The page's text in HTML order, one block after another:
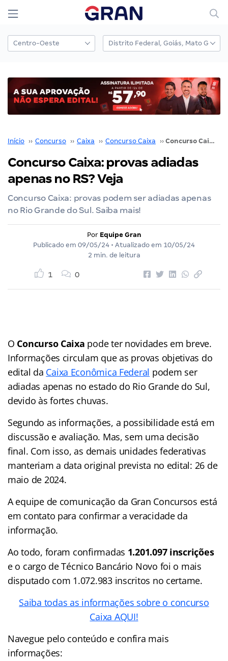
Início ›› Concurso ›› Caixa ›› Concurso Caixa ›› Concurso Caixa: provas adiadas apenas no RS? Veja
Concurso Caixa: provas adiadas
apenas no RS? Veja
Concurso Caixa: provas podem ser adiadas apenas
no Rio Grande do Sul. Saiba mais!
Por Equipe Gran
Publicado em 09/05/24 • Atualizado em 10/05/24
2 min. de leitura
1 0
O Concurso Caixa pode ter novidades em breve.
Informações circulam que as provas objetivas do
edital da Caixa Econômica Federal podem ser
adiadas apenas no estado do Rio Grande do Sul,
devido às fortes chuvas.
Segundo as informações, a possibilidade está em
discussão e avaliação. Mas, sem uma decisão
final. Com isso, as demais unidades federativas
manteriam a data original prevista no edital: 26 de
maio de 2024.
A equipe de comunicação da Gran Concursos está
em contato para confirmar a veracidade da
informação.
Ao todo, foram confirmadas 1.201.097 inscrições
e o cargo de Técnico Bancário Novo foi o mais
disputado com 1.072.983 inscritos no certame.
Saiba todas as informações sobre o concurso
Caixa AQUI!
Navegue pelo conteúdo e confira mais
informações: